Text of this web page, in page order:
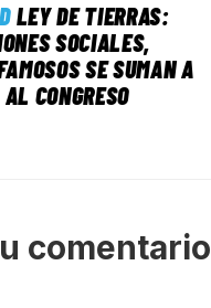
LEY DE TIERRAS:
SOCIALES,
SE SUMAN A
CONGRESO
comentario